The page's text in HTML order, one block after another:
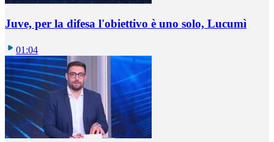
Juve, per la difesa l'obiettivo è uno solo, Lucumì
01:04